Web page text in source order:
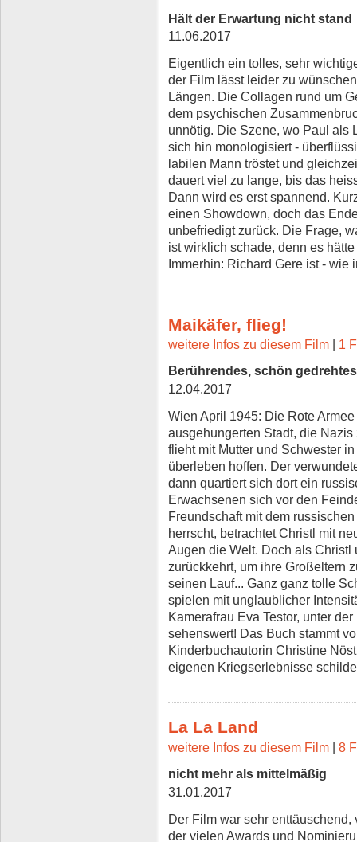
Hält der Erwartung nicht stand
11.06.2017
Eigentlich ein tolles, sehr
der Film lässt leider zu
Längen. Die Collagen rund um
dem psychischen
unnötig. Die Szene, wo Paul als
sich hin monologisiert -
labilen Mann tröstet und
dauert viel zu lange, bis das
Dann wird es erst spannend.
einen Showdown, doch das
unbefriedigt zurück. Die Frage,
ist wirklich schade, denn es
Immerhin: Richard Gere ist - wie
Maikäfer, flieg!
weitere Infos zu diesem Film | 1
Berührendes, schön
12.04.2017
Wien April 1945: Die Rote
ausgehungerten Stadt, die
flieht mit Mutter und Schwester
überleben hoffen. Der
dann quartiert sich dort ein
Erwachsenen sich vor den
Freundschaft mit dem
herrscht, betrachtet Christl mit
Augen die Welt. Doch als
zurückkehrt, um ihre Großeltern
seinen Lauf... Ganz ganz tolle
spielen mit unglaublicher
Kamerafrau Eva Testor, unter
sehenswert! Das Buch stammt
Kinderbuchautorin Christine
eigenen Kriegserlebnisse
La La Land
weitere Infos zu diesem Film | 8
nicht mehr als mittelmäßig
31.01.2017
Der Film war sehr
der vielen Awards und